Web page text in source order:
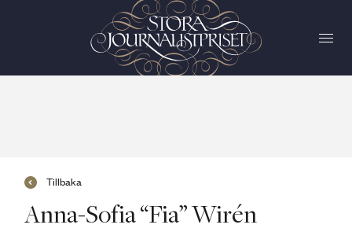
Anna-Sofia “Fia” Wirén
Tillbaka